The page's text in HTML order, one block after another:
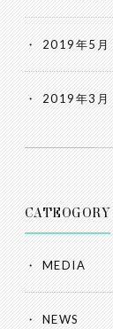
2019年5月
2019年3月
CATEOGORY
MEDIA
NEWS